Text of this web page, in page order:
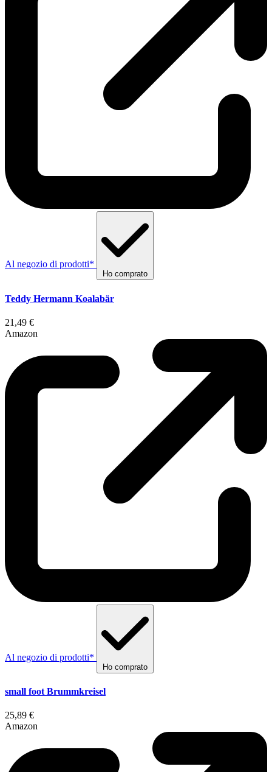
Al negozio di prodotti*
Ho comprato
Teddy Hermann Koalabär
21,49 €
Amazon
Al negozio di prodotti*
Ho comprato
small foot Brummkreisel
25,89 €
Amazon